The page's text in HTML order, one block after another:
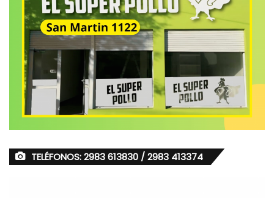
TELÉFONOS: 2983 613830 / 2983 413374